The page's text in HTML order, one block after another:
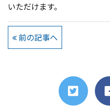
いただけます。
前の記事へ